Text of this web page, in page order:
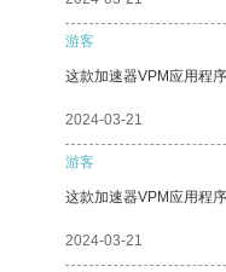
游客
这款加速器VPM应用程
2024-03-21
游客
这款加速器VPM应用程
2024-03-21